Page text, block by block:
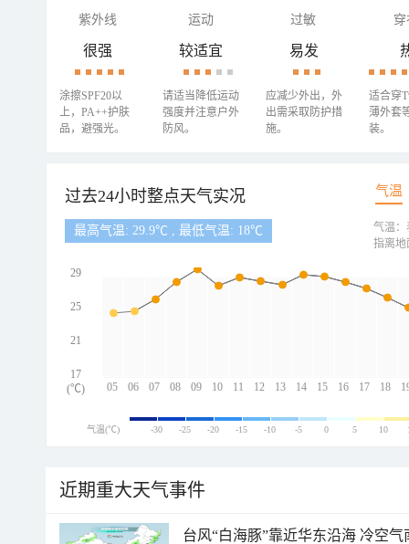
紫外线 运动 过敏 穿
很强
涂擦SPF20以
上，PA++护肤
品，避强光。
较适宜
请适当降低运动
强度并注意户外
防风。
易发
应减少外出，外
出需采取防护措
施。
适合穿
薄外套
装。
过去24小时整点天气实况 气温
最高气温: 29.9℃ , 最低气温: 18℃
05 06 07 08 09 10 11 12 13 14 15 16 17 18
29
25
21
17
(℃)
气温：
指离地
气温(℃) -30 -25 -20 -15 -10 -5 0 5 10
近期重大天气事件
台风“白海豚”靠近华东沿海 冷空